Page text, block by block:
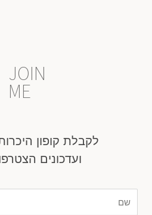
JOIN
ME
לקבלת קופון היכרות 10% הנחה
ועדכונים